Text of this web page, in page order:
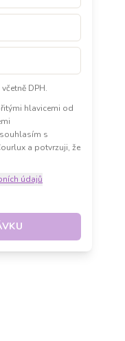
DPH.
hlavicemi od
s
a potvrzuji, že
údajů